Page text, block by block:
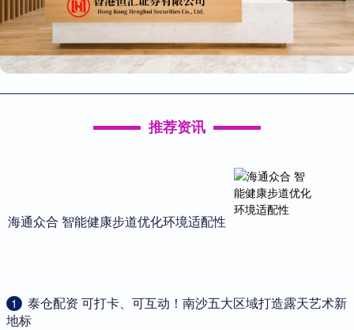
推荐资讯
海通众合 智能健康步道优化环境适配性
1
​泰仓配资 可打卡、可互动！南沙五大区域打造露天艺术新
地标